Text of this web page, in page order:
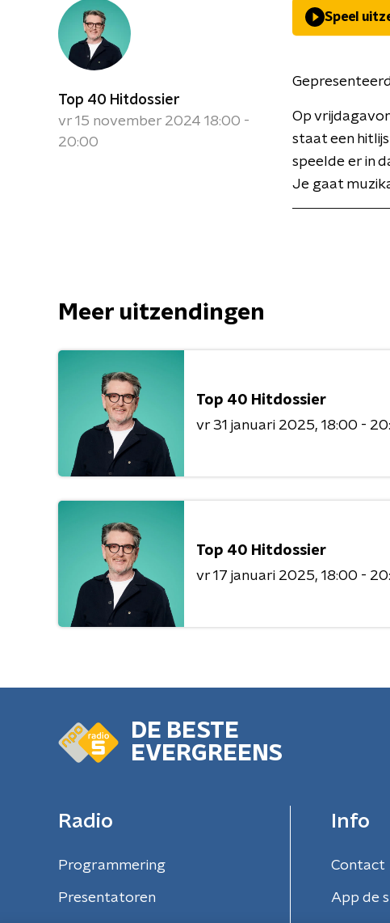
Top 40 Hitdossier
vr 15 november 2024 18:00 -
20:00
Speel
Op
staat een
speelde er in
Je gaat
Meer uitzendingen
Top 40 Hitdossier
vr 31 januari 2025 18:00 -
Top 40 Hitdossier
vr 17 januari 2025 18:00 -
DE BESTE
EVERGREENS
Radio
Programmering
Presentatoren
Info
Contact
App de